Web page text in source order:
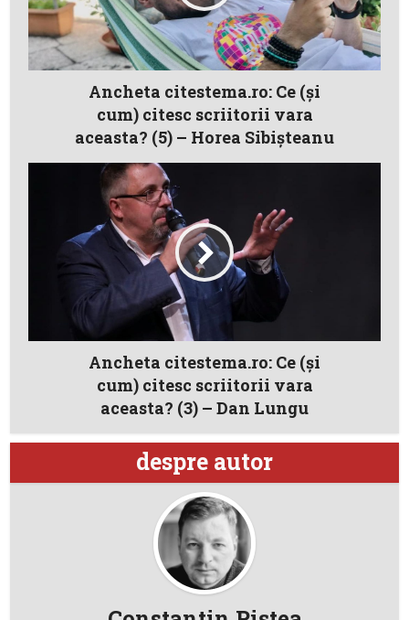
Ancheta citestema.ro: Ce (şi
cum) citesc scriitorii vara
aceasta? (5) – Horea Sibişteanu
Ancheta citestema.ro: Ce (şi
cum) citesc scriitorii vara
aceasta? (3) – Dan Lungu
despre autor